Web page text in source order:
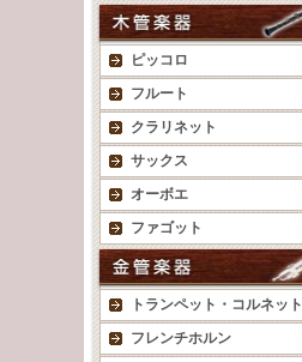
ピッコロ
フルート
クラリネット
サックス
オーボエ
ファゴット
トランペット・コルネット
フレンチホルン